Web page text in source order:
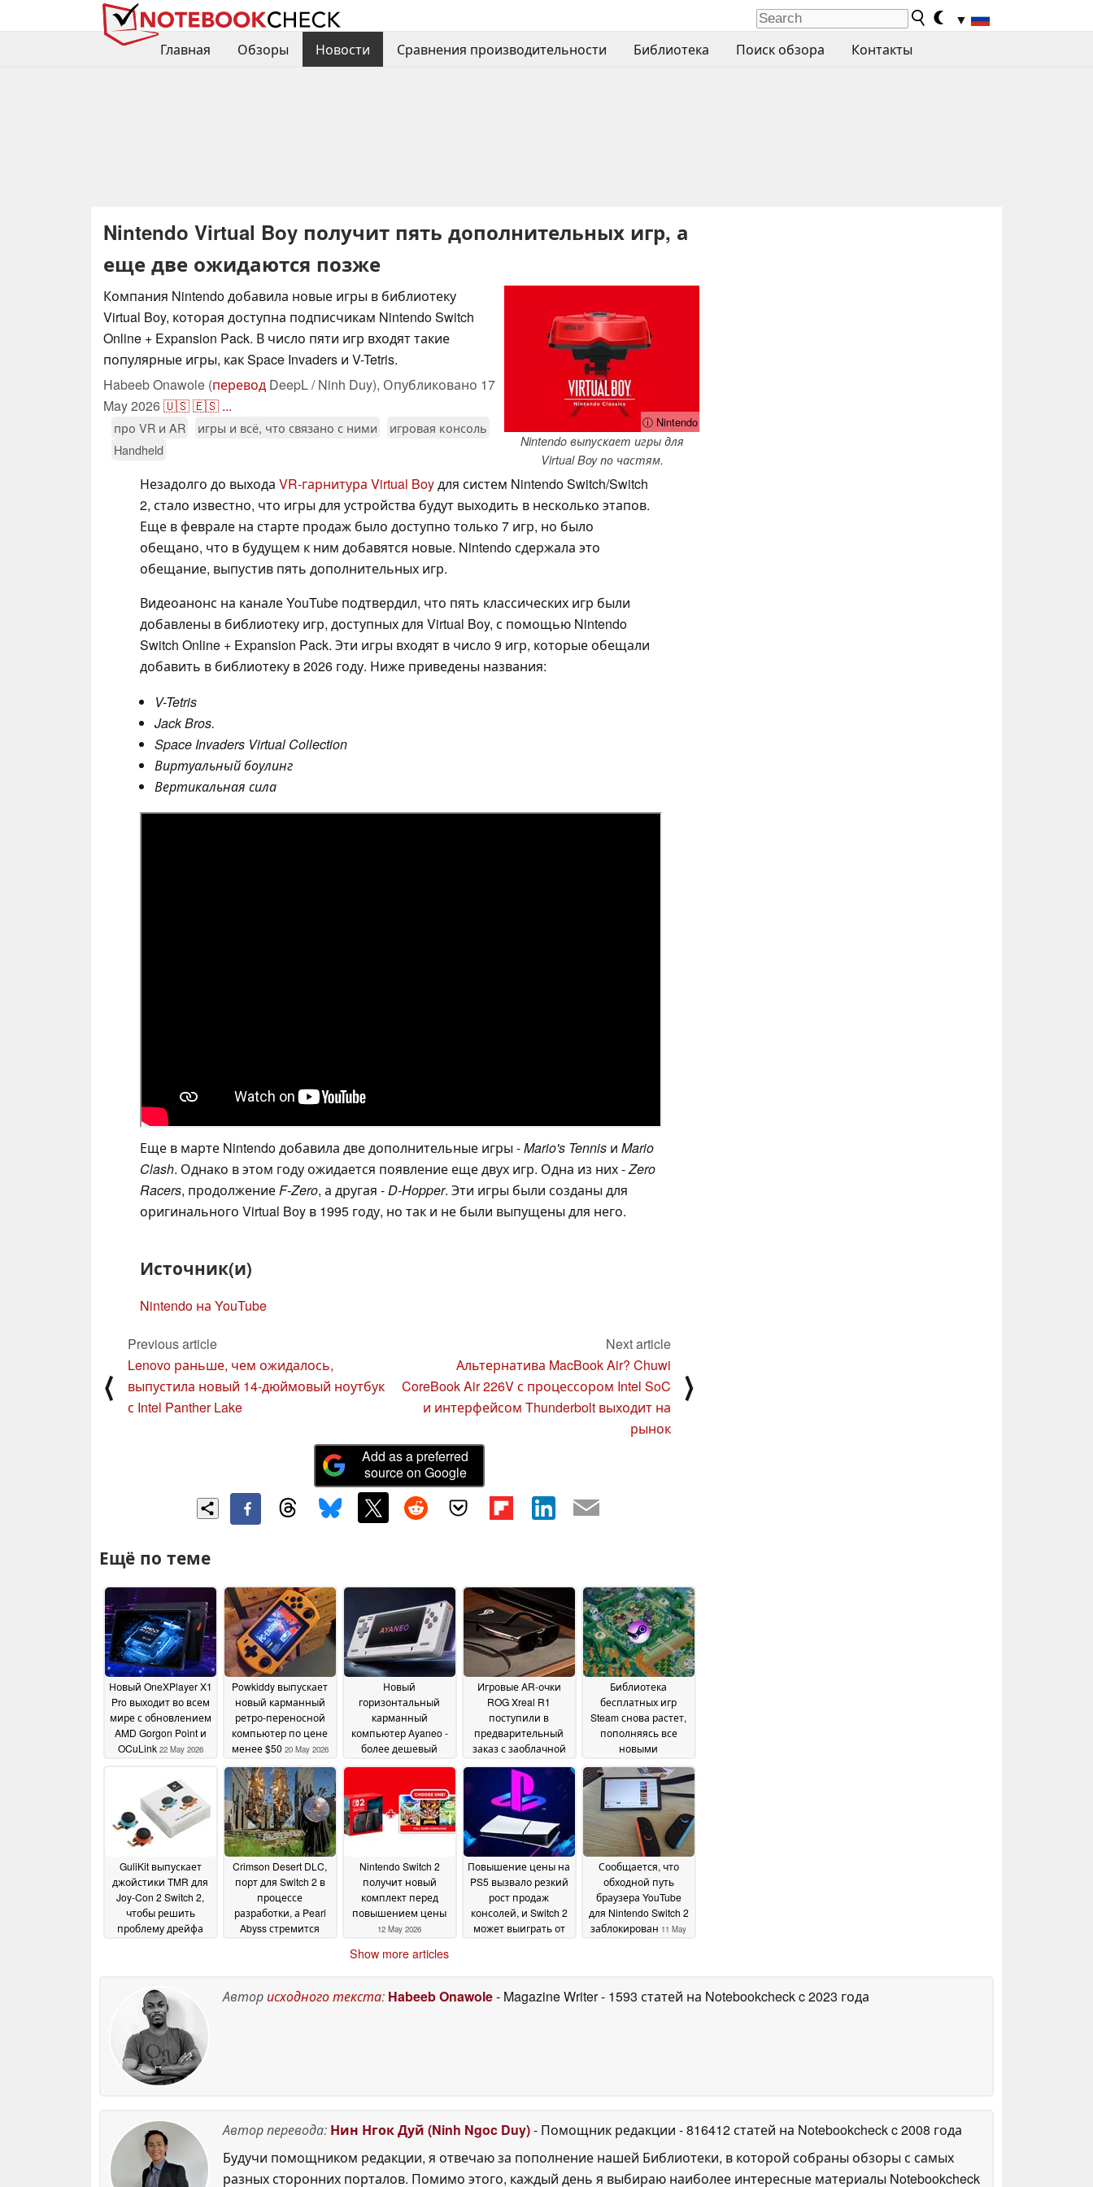
▼
Главная
Обзоры Новости Сравнения производительности Библиотека Поиск обзора Контакты
Nintendo Virtual Boy получит пять дополнительных игр, а
еще две ожидаются позже
ⓘ Nintendo
Nintendo выпускает игры для
Virtual Boy по частям.
Компания Nintendo добавила новые игры в библиотеку
Virtual Boy, которая доступна подписчикам Nintendo Switch
Online + Expansion Pack. В число пяти игр входят такие
популярные игры, как Space Invaders и V-Tetris.
Habeeb Onawole (перевод DeepL / Ninh Duy), Опубликовано 17
May 2026🇺🇸🇪🇸 ...
про VR и AR игры и всё, что связано с ними
игровая консоль
Handheld
Незадолго до выхода VR-гарнитура Virtual Boyдля систем Nintendo Switch/Switch
2, стало известно, что игры для устройства будут выходить в несколько этапов.
Еще в феврале на старте продаж было доступно только 7 игр, но было
обещано, что в будущем к ним добавятся новые. Nintendo сдержала это
обещание, выпустив пять дополнительных игр.
Видеоанонс на канале YouTube подтвердил, что пять классических игр были
добавлены в библиотеку игр, доступных для Virtual Boy, с помощью Nintendo
Switch Online + Expansion Pack. Эти игры входят в число 9 игр, которые обещали
добавить в библиотеку в 2026 году. Ниже приведены названия:
V-Tetris
Jack Bros.
Space Invaders Virtual Collection
Виртуальный боулинг
Вертикальная сила
Еще в марте Nintendo добавила две дополнительные игры -Mario's Tennis и Mario
Clash. Однако в этом году ожидается появление еще двух игр. Одна из них -Zero
Racers, продолжениеF-Zero, а другая -D-Hopper. Эти игры были созданы для
оригинального Virtual Boy в 1995 году, но так и не были выпущены для него.
Источник(и)
Nintendo на YouTube
⟨
Previous article
Lenovo раньше, чем ожидалось,
выпустила новый 14-дюймовый ноутбук
с Intel Panther Lake
Next article
Альтернатива MacBook Air? Chuwi
CoreBook Air 226V с процессором Intel SoC
и интерфейсом Thunderbolt выходит на
рынок
⟩
Add as a preferred
source on Google
Ещё по теме
Новый OneXPlayer X1
Pro выходит во всем
мире с обновлением
AMD Gorgon Point и
OCuLink 22 May 2026
Powkiddy выпускает
новый карманный
ретро-переносной
компьютер по цене
менее $50 20 May 2026
Новый
горизонтальный
карманный
компьютер Ayaneo -
более дешевый
Игровые AR-очки
ROG Xreal R1
поступили в
предварительный
заказ с заоблачной
17 May 2026
Библиотека
бесплатных игр
Steam снова растет,
пополняясь все
новыми
17 May
2026
GuliKit выпускает
джойстики TMR для
Joy-Con 2 Switch 2,
чтобы решить
проблему дрейфа
Crimson Desert DLC,
порт для Switch 2 в
процессе
разработки, а Pearl
Abyss стремится
Nintendo Switch 2
получит новый
комплект перед
повышением цены
12 May 2026
Повышение цены на
PS5 вызвало резкий
рост продаж
консолей, и Switch 2
может выиграть от
Сообщается, что
обходной путь
браузера YouTube
для Nintendo Switch 2
заблокирован 11 May
Show more articles
Авторисходного текста: Habeeb Onawole- Magazine Writer- 1593 статей на Notebookcheckc 2023 года
Автор перевода: Нин Нгок Дуй (Ninh Ngoc Duy)- Помощник редакции - 816412 статей на Notebookcheckc 2008 года
Будучи помощником редакции, я отвечаю за пополнение нашей Библиотеки, в которой собраны обзоры с самых
разных сторонних порталов. Помимо этого, каждый день я выбираю наиболее интересные материалы Notebookcheck